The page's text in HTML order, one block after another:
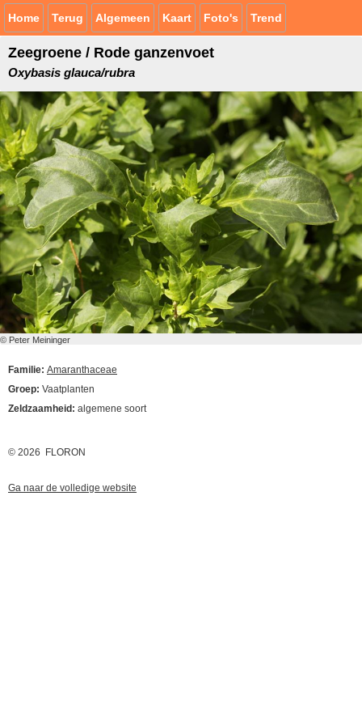
Home Terug Algemeen Kaart Foto's Trend
Zeegroene / Rode ganzenvoet
Oxybasis glauca/rubra
© Peter Meininger
Familie: Amaranthaceae
Groep: Vaatplanten
Zeldzaamheid: algemene soort
© 2026 FLORON
Ga naar de volledige website